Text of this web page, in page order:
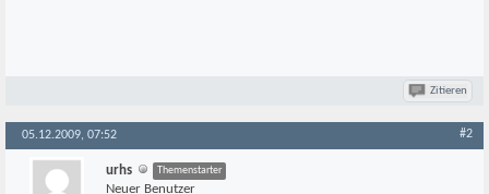
Zitieren
05.12.2009, 07:52 #2
urhs Themenstarter
Neuer Benutzer